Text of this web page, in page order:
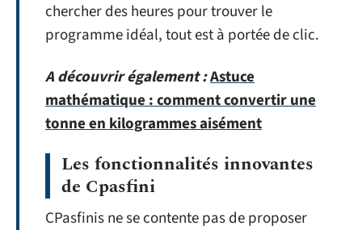
chercher des heures pour trouver le
programme idéal, tout est à portée de clic.
A découvrir également :Astuce
mathématique : comment convertir une
tonne en kilogrammes aisément
Les fonctionnalités innovantes
de Cpasfini
CPasfinis ne se contente pas de proposer